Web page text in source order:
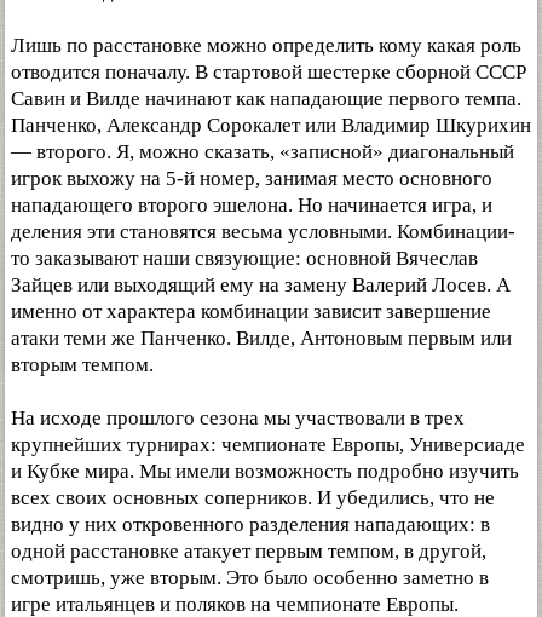
Лишь по расстановке можно определить кому какая роль
отводится поначалу. В стартовой шестерке сборной СССР
Савин и Вилде начинают как нападающие первого темпа.
Панченко, Александр Сорокалет или Владимир Шкурихин
— второго. Я, можно сказать, «записной» диагональный
игрок выхожу на 5-й номер, занимая место основного
нападающего второго эшелона. Но начинается игра, и
деления эти становятся весьма условными. Комбинации-
то заказывают наши связующие: основной Вячеслав
Зайцев или выходящий ему на замену Валерий Лосев. А
именно от характера комбинации зависит завершение
атаки теми же Панченко. Вилде, Антоновым первым или
вторым темпом.
На исходе прошлого сезона мы участвовали в трех
крупнейших турнирах: чемпионате Европы, Универсиаде
и Кубке мира. Мы имели возможность подробно изучить
всех своих основных соперников. И убедились, что не
видно у них откровенного разделения нападающих: в
одной расстановке атакует первым темпом, в другой,
смотришь, уже вторым. Это было особенно заметно в
игре итальянцев и поляков на чемпионате Европы.